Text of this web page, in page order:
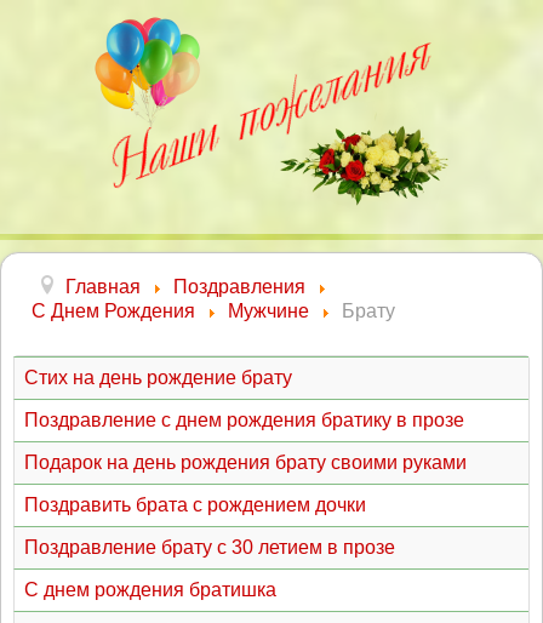
Главная
Поздравления
С Днем Рождения
Мужчине Брату
Стих на день рождение брату
Поздравление с днем рождения братику в прозе
Подарок на день рождения брату своими руками
Поздравить брата с рождением дочки
Поздравление брату с 30 летием в прозе
C днем рождения братишка